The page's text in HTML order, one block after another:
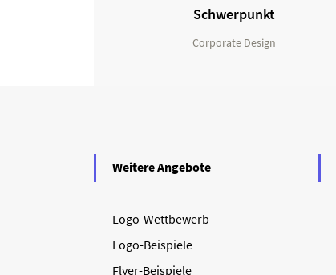
Schwerpunkt
Corporate Design
Weitere Angebote
Logo-Wettbewerb
Logo-Beispiele
Flyer-Beispiele